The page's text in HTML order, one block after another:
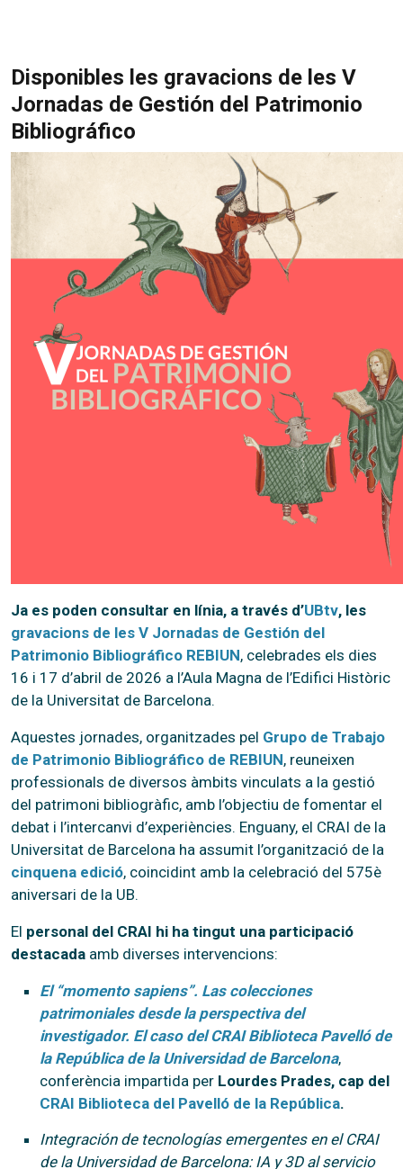
Disponibles les gravacions de les V
Jornadas de Gestión del Patrimonio
Bibliográfico
Ja es poden consultar en línia, a través d’UBtv, les
gravacions de les V Jornadas de Gestión del
Patrimonio Bibliográfico REBIUN, celebrades els dies
16 i 17 d’abril de 2026 a l’Aula Magna de l’Edifici Històric
de la Universitat de Barcelona.
Aquestes jornades, organitzades pel Grupo de Trabajo
de Patrimonio Bibliográfico de REBIUN, reuneixen
professionals de diversos àmbits vinculats a la gestió
del patrimoni bibliogràfic, amb l’objectiu de fomentar el
debat i l’intercanvi d’experiències. Enguany, el CRAI de la
Universitat de Barcelona ha assumit l’organització de la
cinquena edició, coincidint amb la celebració del 575è
aniversari de la UB.
El personal del CRAI hi ha tingut una participació
destacada amb diverses intervencions:
El “momento sapiens”. Las colecciones
patrimoniales desde la perspectiva del
investigador. El caso del CRAI Biblioteca Pavelló de
la República de la Universidad de Barcelona,
conferència impartida per Lourdes Prades, cap del
CRAI Biblioteca del Pavelló de la República.
Integración de tecnologías emergentes en el CRAI
de la Universidad de Barcelona: IA y 3D al servicio